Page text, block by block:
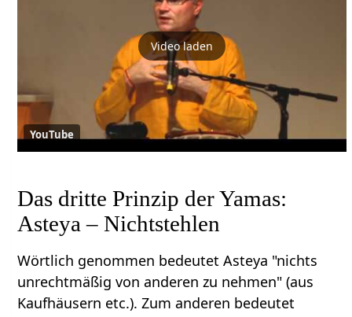
Video laden
YouTube
Das dritte Prinzip der Yamas:
Asteya – Nichtstehlen
Wörtlich genommen bedeutet Asteya "nichts
unrechtmäßig von anderen zu nehmen" (aus
Kaufhäusern etc.). Zum anderen bedeutet